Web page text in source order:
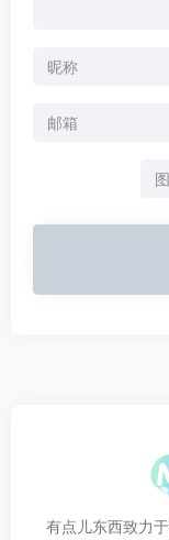
有点儿东西致力